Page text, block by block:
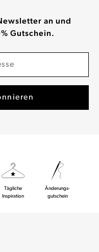
an und
Gutschein.
Tägliche
Inspiration
Änderungs-
gutschein